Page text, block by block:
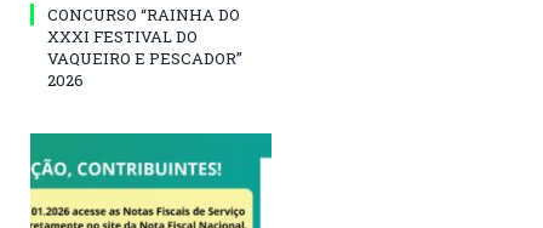
CONCURSO “RAINHA DO
XXXI FESTIVAL DO
VAQUEIRO E PESCADOR”
2026